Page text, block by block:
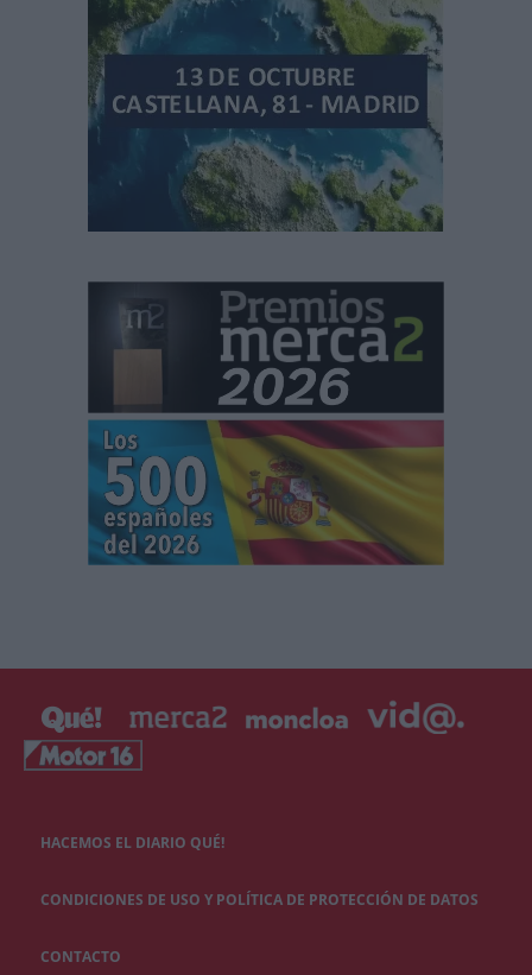
HACEMOS EL DIARIO QUÉ!
CONDICIONES DE USO Y POLÍTICA DE PROTECCIÓN DE DATOS
CONTACTO